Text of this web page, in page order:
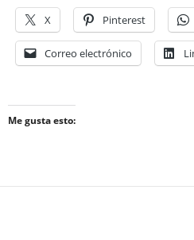
X Pinterest
Correo electrónico
Me gusta esto: